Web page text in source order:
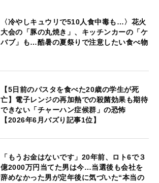
〈冷やしキュウリで510人食中毒も…〉花火
大会の「豚の丸焼き」、キッチンカーの「ケ
バブ」も…酷暑の夏祭りで注意したい食べ物
【5日前のパスタを食べた20歳の学生が死
亡】電子レンジの再加熱での殺菌効果も期待
できない「チャーハン症候群」の恐怖
【2026年6月バズり記事1位】
「もうお金はないです」20年前、ロト6で３
億2000万円当てた男は今…当選後も会社を
辞めなかった男が定年後に気づいた“本当の